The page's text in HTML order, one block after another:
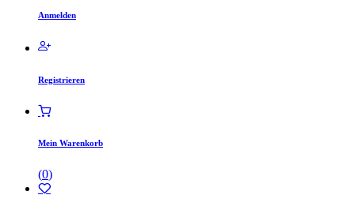
Anmelden
Registrieren
Mein Warenkorb
(0)